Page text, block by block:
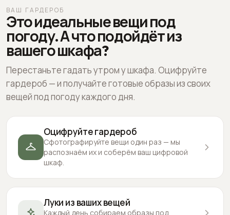
ВАШ ГАРДЕРОБ
Это идеальные вещи под
погоду. А что подойдёт из
вашего шкафа?
Перестаньте гадать утром у шкафа. Оцифруйте
гардероб — и получайте готовые образы из своих
вещей под погоду каждого дня.
Оцифруйте гардероб
Сфотографируйте вещи один раз — мы
распознаём их и соберём ваш цифровой
шкаф.
Луки из ваших вещей
Каждый день собираем образы под